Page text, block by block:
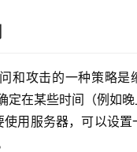
和攻击的一种策略是
定在某些时间（例如晚
用服务器，可以设置